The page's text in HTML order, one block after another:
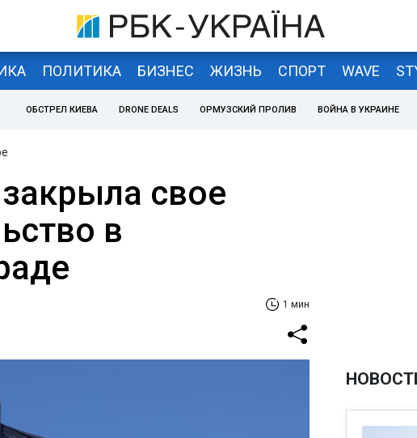
ПОЛИТИКА БИЗНЕС ЖИЗНЬ СПОРТ WAVE
ОБСТРЕЛ КИЕВА DRONE DEALS ОРМУЗСКИЙ ПРОЛИВ ВОЙНА В УКРАИНЕ
свое
в
1 мин